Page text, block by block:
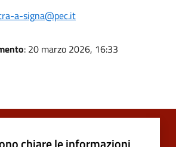
a-signa@pec.it
: 20 marzo 2026, 16:33